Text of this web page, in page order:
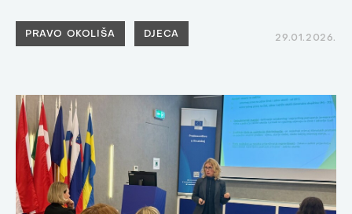
PRAVO OKOLIŠA DJECA 29.01.2026.